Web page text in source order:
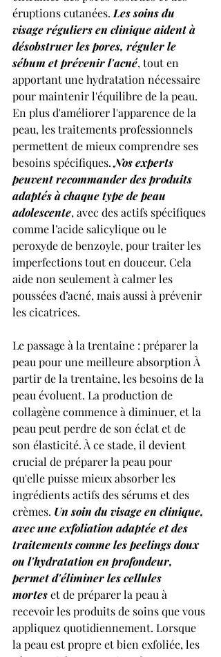
éruptions cutanées. Les soins du
visage réguliers en clinique aident à
désobstruer les pores, réguler le
sébum et prévenir l'acné, tout en
apportant une hydratation nécessaire
pour maintenir l'équilibre de la peau.
En plus d'améliorer l'apparence de la
peau, les traitements professionnels
permettent de mieux comprendre ses
besoins spécifiques. Nos experts
peuvent recommander des produits
adaptés à chaque type de peau
adolescente, avec des actifs spécifiques
comme l’acide salicylique ou le
peroxyde de benzoyle, pour traiter les
imperfections tout en douceur. Cela
aide non seulement à calmer les
poussées d’acné, mais aussi à prévenir
les cicatrices.
Le passage à la trentaine : préparer la
peau pour une meilleure absorption À
partir de la trentaine, les besoins de la
peau évoluent. La production de
collagène commence à diminuer, et la
peau peut perdre de son éclat et de
son élasticité. À ce stade, il devient
crucial de préparer la peau pour
qu'elle puisse mieux absorber les
ingrédients actifs des sérums et des
crèmes. Un soin du visage en clinique,
avec une exfoliation adaptée et des
traitements comme les peelings doux
ou l'hydratation en profondeur,
permet d'éliminer les cellules
mortes et de préparer la peau à
recevoir les produits de soins que vous
appliquez quotidiennement. Lorsque
la peau est propre et bien exfoliée, les